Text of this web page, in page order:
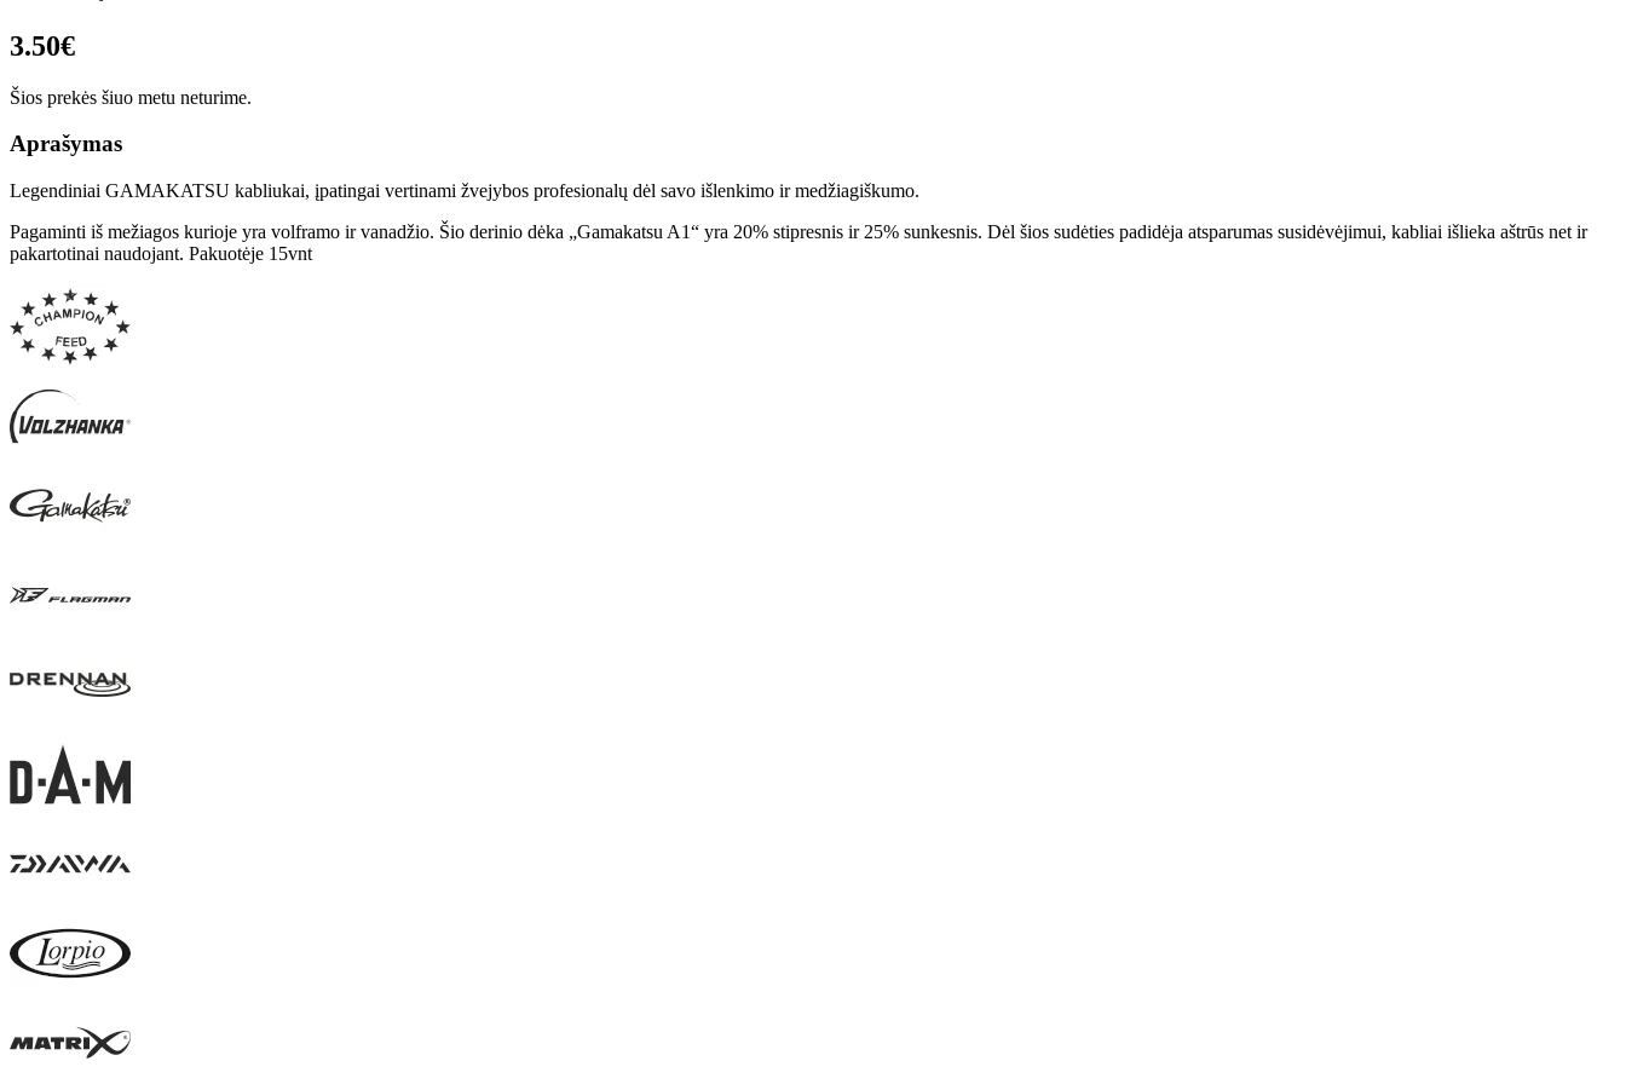
3.50€
Šios prekės šiuo metu neturime.
Aprašymas
Legendiniai GAMAKATSU kabliukai, įpatingai vertinami žvejybos profesionalų dėl savo išlenkimo ir medžiagiškumo.
Pagaminti iš mežiagos kurioje yra volframo ir vanadžio. Šio derinio dėka „Gamakatsu A1“ yra 20% stipresnis ir 25% sunkesnis. Dėl šios sudėties padidėja atsparumas susidėvėjimui, kabliai išlieka aštrūs net ir
pakartotinai naudojant. Pakuotėje 15vnt